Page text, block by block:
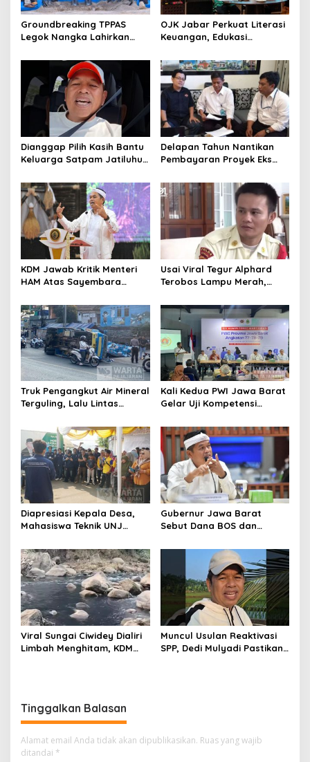
Groundbreaking TPPAS
Legok Nangka Lahirkan
Penyelesaian Sampah
Bandung Raya
OJK Jabar Perkuat Literasi
Keuangan, Edukasi
Pertumbuhan Ekonomi
Dianggap Pilih Kasih Bantu
Keluarga Satpam Jatiluhur
Penjelasan Dedi Mulyadi
Delapan Tahun Nantikan
Pembayaran Proyek Eks
Tasikmalaya Akui Merugi 3,9
Miliar
KDM Jawab Kritik Menteri
HAM Atas Sayembara
Pelaku Kejahatan
Usai Viral Tegur Alphard
Terobos Lampu Merah,
Jadi Satpam Gedung Sate
Truk Pengangkut Air Mineral
Terguling, Lalu Lintas
Memadat
Kali Kedua PWI Jawa Barat
Gelar Uji Kompetensi
Diapresiasi Kepala Desa,
Mahasiswa Teknik UNJ
Pengelolaan Sampah
Gubernur Jawa Barat
Sebut Dana BOS dan
Operasional Sekolah
Viral Sungai Ciwidey Dialiri
Limbah Menghitam, KDM
Muncul Usulan Reaktivasi
SPP, Dedi Mulyadi Pastikan
Tinggalkan Balasan
Alamat email Anda tidak akan dipublikasikan. Ruas yang wajib
ditandai *